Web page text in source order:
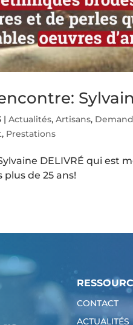
|Actualités,Artisans,
, Prestations
DELIVRÉ qui est
plus de 25 ans!
CONTACT
ACTUALITÉS